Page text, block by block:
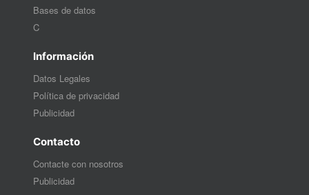
Bases de datos
C
Información
Datos Legales
Política de privacidad
Publicidad
Contacto
Contacte con nosotros
Publicidad